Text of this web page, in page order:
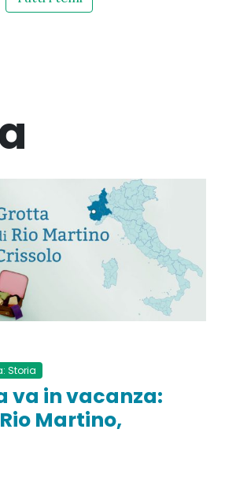
Storia
va in vacanza:
Martino,